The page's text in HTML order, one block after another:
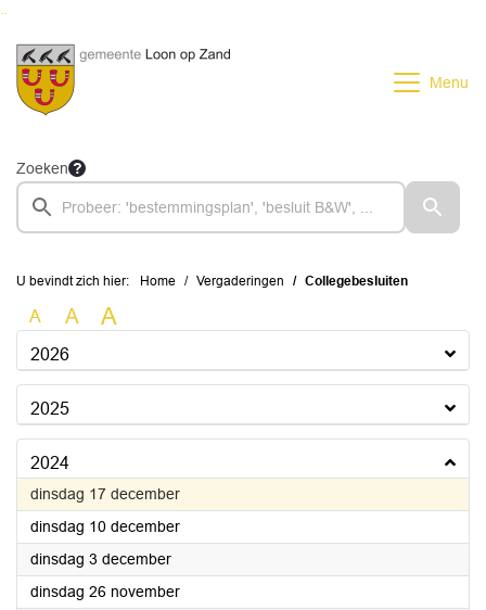
Menu
Zoeken
U bevindt zich hier: Home Vergaderingen Collegebesluiten
A A A
2026
2025
2024
dinsdag 17 december2024
dinsdag 10 december2024
dinsdag 3 december2024
dinsdag 26 november2024